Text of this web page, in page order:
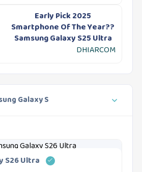
Early Pick 2025
Smartphone Of The Year??
Samsung Galaxy S25 Ultra
DHIARCOM
Galaxy S
S26 Ultra